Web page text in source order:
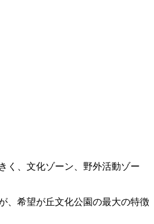
く、文化ゾーン、野外活動ゾー
、希望が丘文化公園の最大の特徴